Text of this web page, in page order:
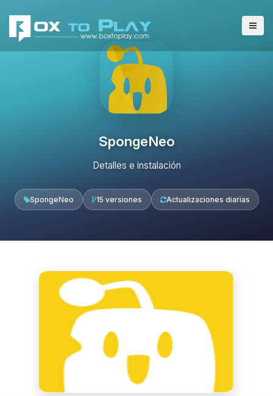
SpongeNeo
Detalles e instalación
SpongeNeo 15 versiones Actualizaciones diarias